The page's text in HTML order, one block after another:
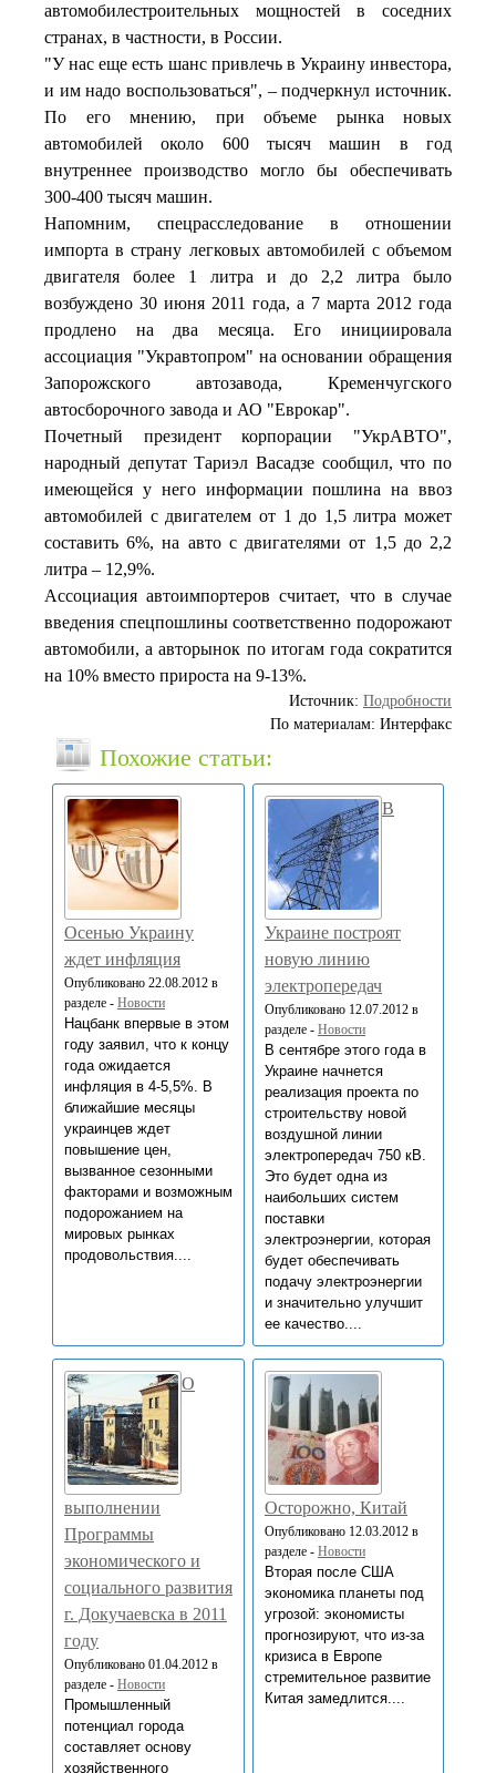
автомобилестроительных мощностей в соседних
странах, в частности, в России.
"У нас еще есть шанс привлечь в Украину инвестора,
и им надо воспользоваться", – подчеркнул источник.
По его мнению, при объеме рынка новых
автомобилей около 600 тысяч машин в год
внутреннее производство могло бы обеспечивать
300-400 тысяч машин.
Напомним, спецрасследование в отношении
импорта в страну легковых автомобилей с объемом
двигателя более 1 литра и до 2,2 литра было
возбуждено 30 июня 2011 года, а 7 марта 2012 года
продлено на два месяца. Его инициировала
ассоциация "Укравтопром" на основании обращения
Запорожского автозавода, Кременчугского
автосборочного завода и АО "Еврокар".
Почетный президент корпорации "УкрАВТО",
народный депутат Тариэл Васадзе сообщил, что по
имеющейся у него информации пошлина на ввоз
автомобилей с двигателем от 1 до 1,5 литра может
составить 6%, на авто с двигателями от 1,5 до 2,2
литра – 12,9%.
Ассоциация автоимпортеров считает, что в случае
введения спецпошлины соответственно подорожают
автомобили, а авторынок по итогам года сократится
на 10% вместо прироста на 9-13%.
Источник: Подробности
По материалам: Интерфакс
Похожие статьи:
Осенью Украину
ждет инфляция
Опубликовано 22.08.2012 в
разделе - Новости
Нацбанк впервые в этом
году заявил, что к концу
года ожидается
инфляция в 4-5,5%. В
ближайшие месяцы
украинцев ждет
повышение цен,
вызванное сезонными
факторами и возможным
подорожанием на
мировых рынках
продовольствия....
В
Украине построят
новую линию
электропередач
Опубликовано 12.07.2012 в
разделе - Новости
В сентябре этого года в
Украине начнется
реализация проекта по
строительству новой
воздушной линии
электропередач 750 кВ.
Это будет одна из
наибольших систем
поставки
электроэнергии, которая
будет обеспечивать
подачу электроэнергии
и значительно улучшит
ее качество....
О
выполнении
Программы
экономического и
социального развития
г. Докучаевска в 2011
году
Опубликовано 01.04.2012 в
разделе - Новости
Промышленный
потенциал города
составляет основу
хозяйственного
Осторожно, Китай
Опубликовано 12.03.2012 в
разделе - Новости
Вторая после США
экономика планеты под
угрозой: экономисты
прогнозируют, что из-за
кризиса в Европе
стремительное развитие
Китая замедлится....